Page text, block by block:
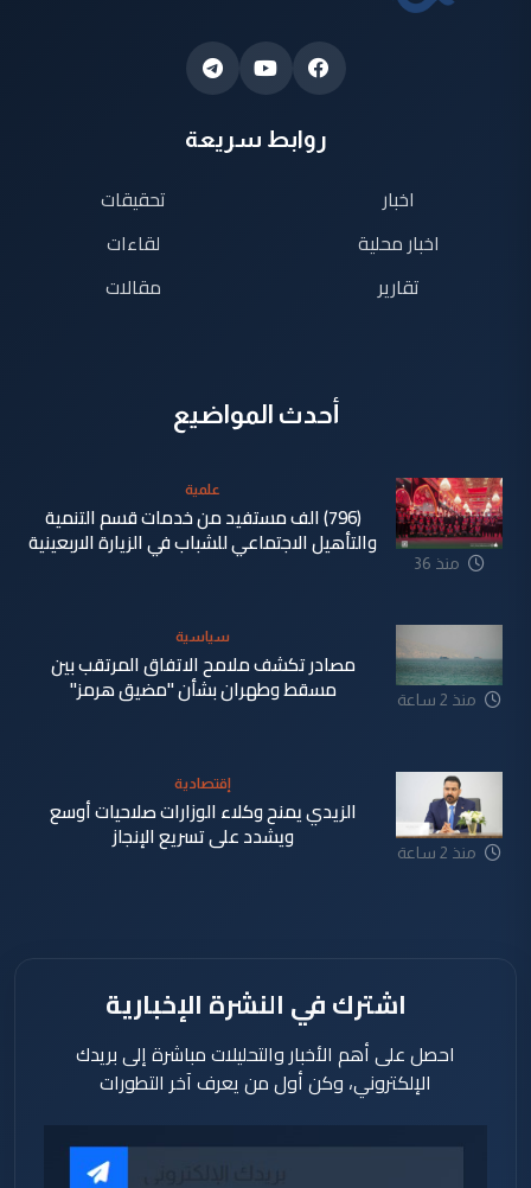
روابط سريعة
اخبار
اخبار محلية
تقارير
تحقيقات
لقاءات
مقالات
أحدث المواضيع
منذ 36
علمية
(796) الف مستفيد من خدمات قسم التنمية
والتأهيل الاجتماعي للشباب في الزيارة الاربعينية
منذ 2 ساعة
سياسية
مصادر تكشف ملامح الاتفاق المرتقب بين
مسقط وطهران بشأن "مضيق هرمز"
منذ 2 ساعة
إقتصادية
الزيدي يمنح وكلاء الوزارات صلاحيات أوسع
ويشدد على تسريع الإنجاز
اشترك في النشرة الإخبارية
احصل على أهم الأخبار والتحليلات مباشرة إلى بريدك
الإلكتروني، وكن أول من يعرف آخر التطورات